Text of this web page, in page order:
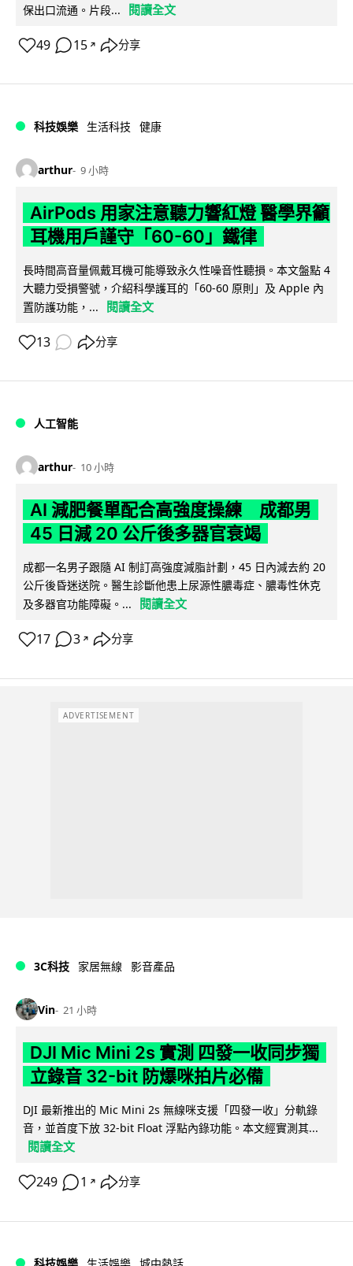
保出口流通。片段...
閱讀全文
49 15 ↗ 分享
科技娛樂 生活科技 健康
arthur 9 小時
AirPods 用家注意聽力響紅燈 醫學界籲
耳機用戶謹守「60-60」鐵律
長時間高音量佩戴耳機可能導致永久性噪音性聽損。本文盤點 4
大聽力受損警號，介紹科學護耳的「60-60 原則」及 Apple 內
置防護功能，...
閱讀全文
13 分享
人工智能
arthur 10 小時
AI 減肥餐單配合高強度操練 成都男
45 日減 20 公斤後多器官衰竭
成都一名男子跟隨 AI 制訂高強度減脂計劃，45 日內減去約 20
公斤後昏迷送院。醫生診斷他患上尿源性膿毒症、膿毒性休克
及多器官功能障礙。...
閱讀全文
17 3 ↗ 分享
ADVERTISEMENT
3C科技 家居無線 影音產品
Vin 21 小時
DJI Mic Mini 2s 實測 四發一收同步獨
立錄音 32-bit 防爆咪拍片必備
DJI 最新推出的 Mic Mini 2s 無線咪支援「四發一收」分軌錄
音，並首度下放 32-bit Float 浮點內錄功能。本文經實測其...
閱讀全文
249 1 ↗ 分享